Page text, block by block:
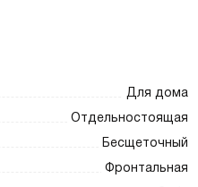
Для дома
Отдельностоящая
Бесщеточный
Фронтальная